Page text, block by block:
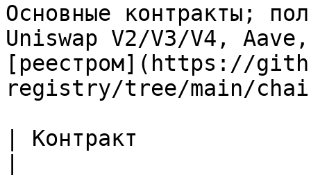
Основные контракты;
Uniswap V2/V3/V4,
[реестром](https://
registry/tree/main/
| Контракт             |